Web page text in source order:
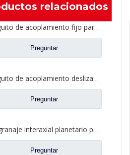
relacionados
Manguito de acoplamiento fijo para repuestos 2SBF0050M0-8 de Ford Truck de eje Fuwa 470
Preguntar
Manguito de acoplamiento deslizante para repuestos BF0047M0-4 de Ford Truck de eje Fuwa 330
Preguntar
El engranaje interaxial planetario para el eje trasero de Fuhua parte CF0040M0-8
Preguntar